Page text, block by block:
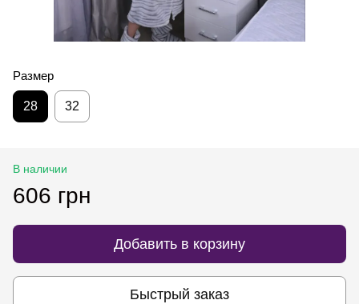
Размер
28 32
В наличии
606 грн
Добавить в корзину
Быстрый заказ